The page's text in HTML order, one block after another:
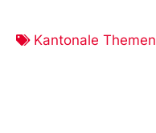
Kantonale Themen